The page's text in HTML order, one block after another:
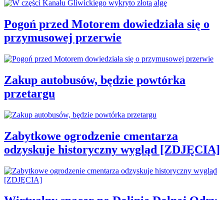
Pogoń przed Motorem dowiedziała się o
przymusowej przerwie
Zakup autobusów, będzie powtórka
przetargu
Zabytkowe ogrodzenie cmentarza
odzyskuje historyczny wygląd [ZDJĘCIA]